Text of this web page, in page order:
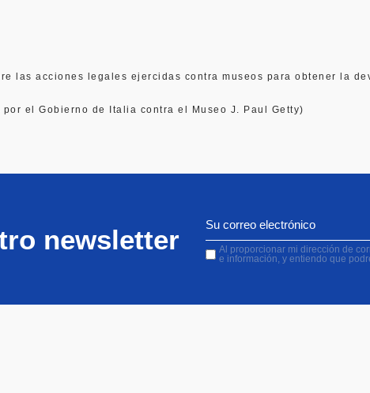
las acciones legales ejercidas contra museos para obtener la
el Gobierno de Italia contra el Museo J. Paul Getty)
newsletter
Al proporcionar mi dirección de
e información, y entiendo que